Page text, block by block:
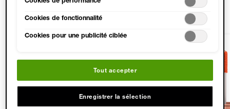
PRODUITS ADAPTÉS
en cliquant sur le lien « Paramètres des cookies ». Pour plus
d'informations, veuillez consulter notre politique de
Cookies de fonctionnalité
Cookies pour une publicité ciblée
Tout accepter
Enregistrer la sélection